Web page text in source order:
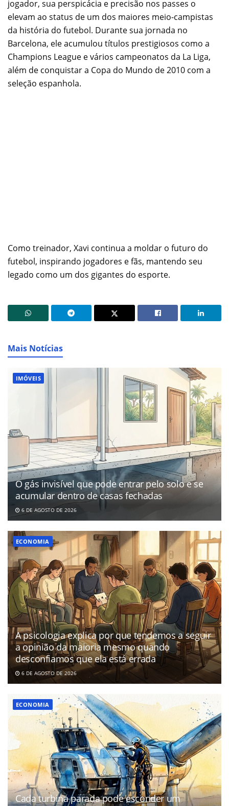
jogador, sua perspicácia e precisão nos passes o
elevam ao status de um dos maiores meio-campistas
da história do futebol. Durante sua jornada no
Barcelona, ele acumulou títulos prestigiosos como a
Champions League e vários campeonatos da La Liga,
além de conquistar a Copa do Mundo de 2010 com a
seleção espanhola.
Como treinador, Xavi continua a moldar o futuro do
futebol, inspirando jogadores e fãs, mantendo seu
legado como um dos gigantes do esporte.
Mais Notícias
IMÓVEIS
O gás invisível que pode entrar pelo solo e se
acumular dentro de casas fechadas
6 DE AGOSTO DE 2026
ECONOMIA
A psicologia explica por que tendemos a seguir
a opinião da maioria mesmo quando
desconfiamos que ela está errada
6 DE AGOSTO DE 2026
ECONOMIA
Cada turbina parada pode esconder um